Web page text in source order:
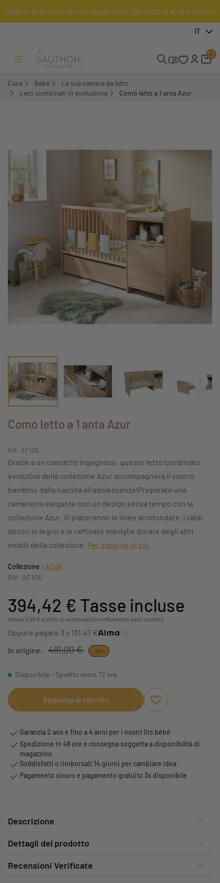
Paga in 3 rate senza costi aggiuntivi! Spedizione entro 48 ore!
IT
Menu Apri/Chiudi
0
Casa Bébé
La sua camera da letto
Letti combinati in evoluzione
Comò letto a 1 anta Azur
-18%
Comò letto a 1 anta Azur
Rif: AF105
Grazie a un concetto ingegnoso, questo letto combinato
evolutivo della collezione Azur accompagnerà il vostro
bambino dalla nascita all'adolescenza!Preparate una
cameretta elegante con un design senza tempo con la
collezione Azur. Vi piaceranno le linee arrotondate, i caldi
decori in legno e le raffinate maniglie dorate degli altri
mobili della collezione. Per saperne di più
Collezione : AZUR
Rif: AF105
394,42 € Tasse incluse
Inclusi 5,95 € a titolo di ecotassa (non influenzato dallo sconto)
Oppure pagare 3 x 131,47 €
In origine:
481,00 € -18%
Disponibile - Spedito entro 72 ore
Aggiungi al carrello
Aggiungi ai
Rimuovi dai
Garanzia 2 ans e fino a 4 anni per i nostri lits bébé
Spedizione in 48 ore e consegna soggetta a disponibilità di
magazzino
Soddisfatti o rimborsati 14 giorni per cambiare idea
Pagamento sicuro e pagamento gratuito 3x disponibile
Descrizione
Dettagli del prodotto
Recensioni Verificate